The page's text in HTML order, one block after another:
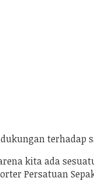
terhadap
kita ada
Persatuan